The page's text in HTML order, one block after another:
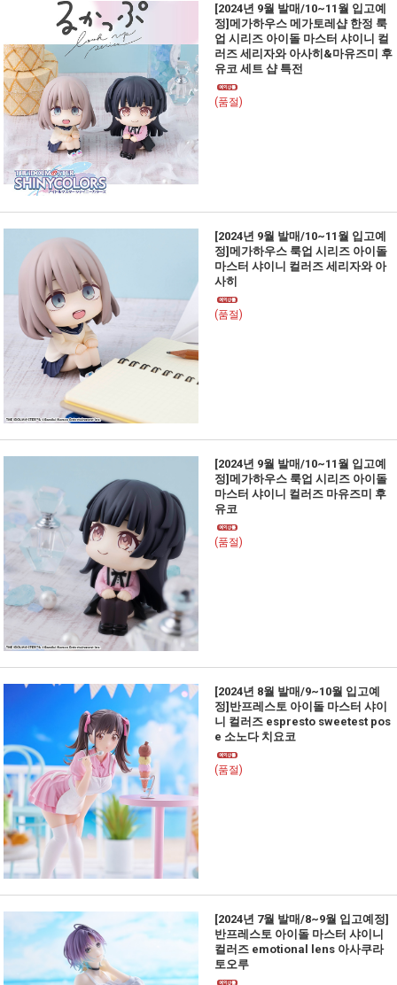
[2024년 9월 발매/10~11월 입고예
정]메가하우스 메가토레샵 한정 룩
업 시리즈 아이돌 마스터 샤이니 컬
러즈 세리자와 아사히&마유즈미 후
유코 세트 샵 특전
(품절)
[2024년 9월 발매/10~11월 입고예
정]메가하우스 룩업 시리즈 아이돌
마스터 샤이니 컬러즈 세리자와 아
사히
(품절)
[2024년 9월 발매/10~11월 입고예
정]메가하우스 룩업 시리즈 아이돌
마스터 샤이니 컬러즈 마유즈미 후
유코
(품절)
[2024년 8월 발매/9~10월 입고예
정]반프레스토 아이돌 마스터 샤이
니 컬러즈 espresto sweetest pos
e 소노다 치요코
(품절)
[2024년 7월 발매/8~9월 입고예정]
반프레스토 아이돌 마스터 샤이니
컬러즈 emotional lens 아사쿠라
토오루